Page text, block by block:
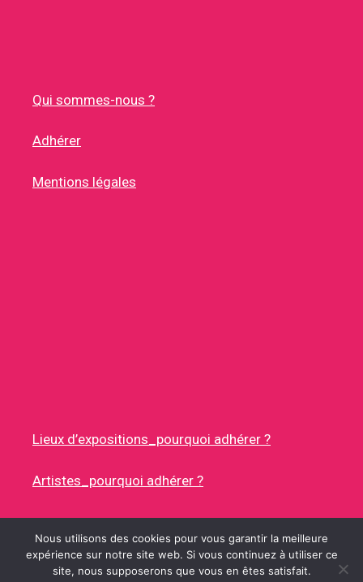
Qui sommes-nous ?
Adhérer
Mentions légales
Lieux d’expositions_pourquoi adhérer ?
Artistes_pourquoi adhérer ?
© 2026 RUES DES ARTISTES• CONSTRUIT AVEC
Nous utilisons des cookies pour vous garantir la meilleure
expérience sur notre site web. Si vous continuez à utiliser ce
site, nous supposerons que vous en êtes satisfait.